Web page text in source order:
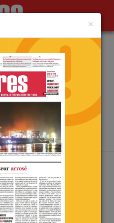
Point de Ruptures
Deutsch
CLÉ :CARNEY
/carney
×